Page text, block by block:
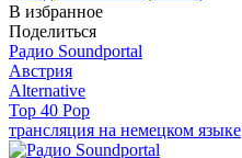
В избранное
Поделиться
Радио Soundportal
Австрия
Alternative
Top 40 Pop
трансляция на немецком языке